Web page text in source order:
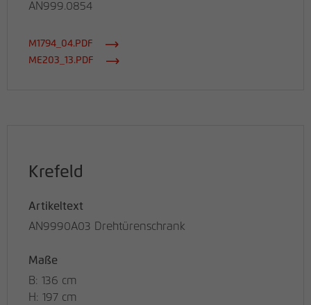
AN999.0854
M1794_04.PDF
ME203_13.PDF
Krefeld
Artikeltext
AN9990A03 Drehtürenschrank
Maße
B: 136 cm
H: 197 cm